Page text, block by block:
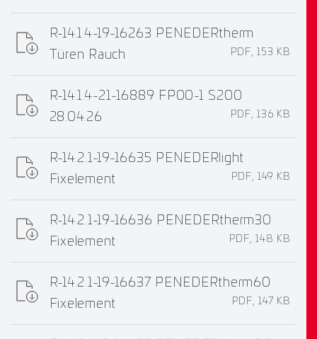
R-14.1.4-19-16263 PENEDERtherm
Türen Rauch
PDF, 153 KB
R-14.1.4-21-16889 FP00-1 S200
28.04.26
PDF, 136 KB
R-14.2.1-19-16635 PENEDERlight
Fixelement
PDF, 149 KB
R-14.2.1-19-16636 PENEDERtherm30
Fixelement
PDF, 148 KB
R-14.2.1-19-16637 PENEDERtherm60
Fixelement
PDF, 147 KB